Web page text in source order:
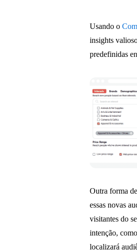
Usando o
insights
predefinidas
Outra forma
essas novas
visitantes do
intenção,
localizará